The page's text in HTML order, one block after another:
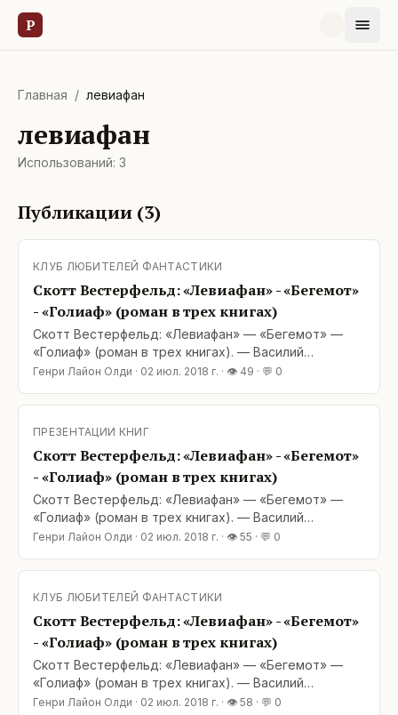
Р
Главная / левиафан
левиафан
Использований: 3
Публикации (3)
КЛУБ ЛЮБИТЕЛЕЙ ФАНТАСТИКИ
Скотт Вестерфельд: «Левиафан» - «Бегемот»
- «Голиаф» (роман в трех книгах)
Скотт Вестерфельд: «Левиафан» — «Бегемот» —
«Голиаф» (роман в трех книгах). — Василий
Иванович, пузырь в небе! — Не пузырь, а
анекдот Везёт мне в последнее время на «young
Сандерсон, Бачигалупи,
Генри Лайон Олди · 02 июл. 2018 г. · 👁 49 · 💬 0
ПРЕЗЕНТАЦИИ КНИГ
Скотт Вестерфельд: «Левиафан» - «Бегемот»
- «Голиаф» (роман в трех книгах)
Скотт Вестерфельд: «Левиафан» — «Бегемот» —
«Голиаф» (роман в трех книгах). — Василий
Иванович, пузырь в небе! — Не пузырь, а
анекдот Везёт мне в последнее время на «young
adult». Какую книгу ни откроешь – он самый и есть:
Сандерсон, Бачигалупи,
Генри Лайон Олди · 02 июл. 2018 г. · 👁 55 · 💬 0
КЛУБ ЛЮБИТЕЛЕЙ ФАНТАСТИКИ
Скотт Вестерфельд: «Левиафан» - «Бегемот»
- «Голиаф» (роман в трех книгах)
Скотт Вестерфельд: «Левиафан» — «Бегемот» —
«Голиаф» (роман в трех книгах). — Василий
Иванович, пузырь в небе! — Не пузырь, а
Генри Лайон Олди · 02 июл. 2018 г. · 👁 58 · 💬 0